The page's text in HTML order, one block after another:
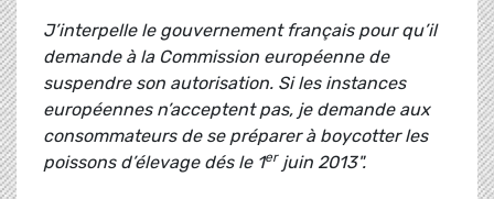
J’interpelle le gouvernement français pour qu’il
demande à la Commission européenne de
suspendre son autorisation. Si les instances
européennes n’acceptent pas, je demande aux
consommateurs de se préparer à boycotter les
poissons d’élevage dés le 1erjuin 2013".